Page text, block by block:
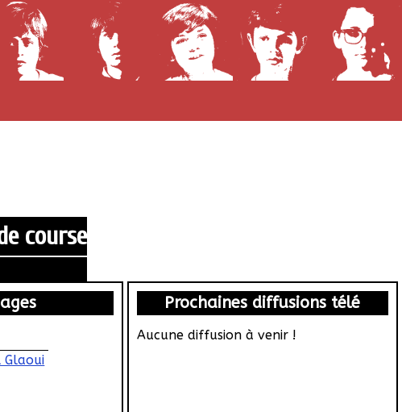
course
Glaoui
Prochaines diffusions télé
Aucune diffusion à venir !